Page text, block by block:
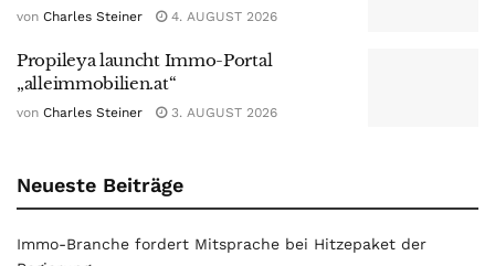
von Charles Steiner 4. AUGUST 2026
Propileya launcht Immo-Portal
„alleimmobilien.at“
von Charles Steiner 3. AUGUST 2026
Neueste Beiträge
Immo-Branche fordert Mitsprache bei Hitzepaket der